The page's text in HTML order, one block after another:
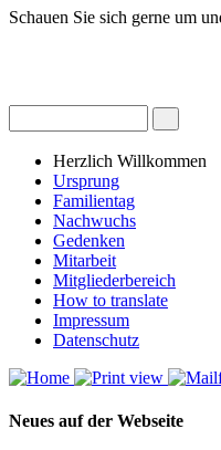
Schauen Sie sich gerne um
Herzlich Willkommen
Ursprung
Familientag
Nachwuchs
Gedenken
Mitarbeit
Mitgliederbereich
How to translate
Impressum
Datenschutz
Neues auf der Webseite